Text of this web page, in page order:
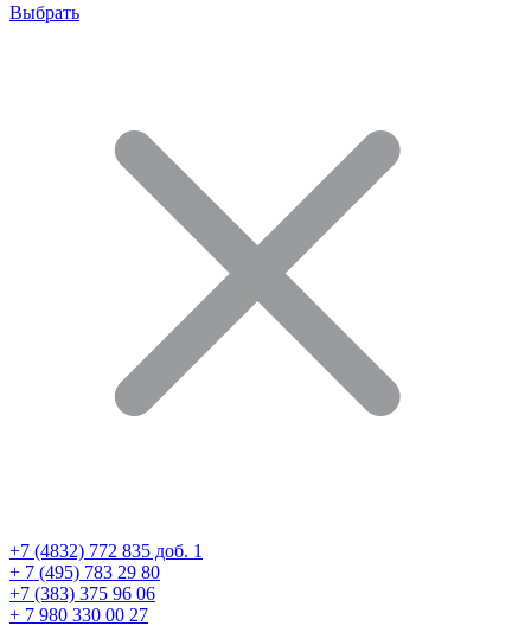
Выбрать
+7 (4832) 772 835 доб. 1
+ 7 (495) 783 29 80
+7 (383) 375 96 06
+ 7 980 330 00 27